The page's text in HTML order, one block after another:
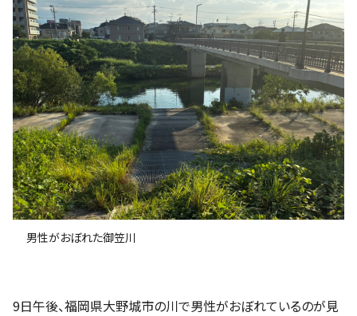
男性がおぼれた御笠川
9日午後、福岡県大野城市の川で男性がおぼれているのが見